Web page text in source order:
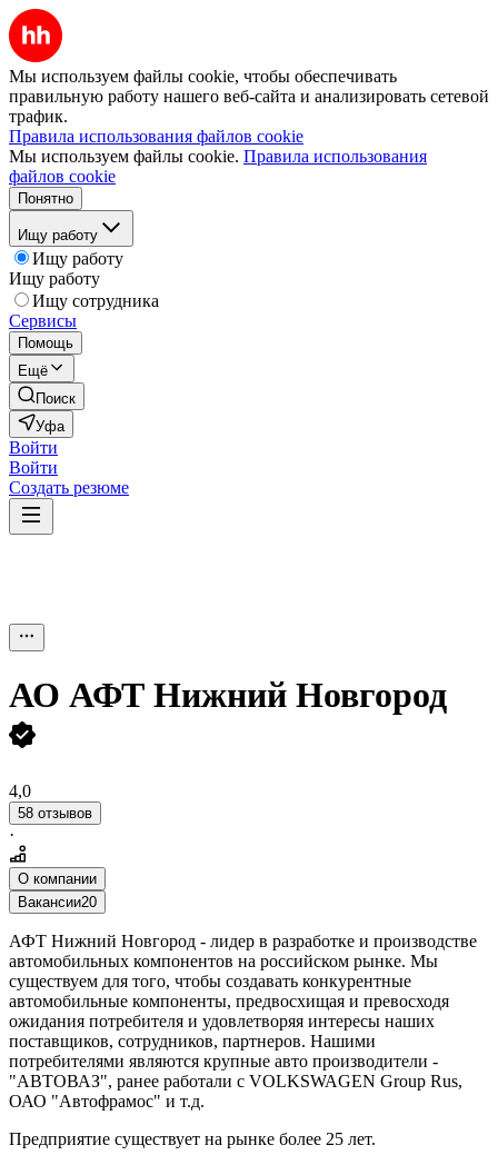
Мы используем файлы cookie, чтобы обеспечивать
правильную работу нашего веб-сайта и анализировать сетевой
трафик.
Правила использования файлов cookie
Мы используем файлы cookie. Правила использования
файлов cookie
Понятно
Ищу работу
Ищу работу
Ищу работу
Ищу сотрудника
Сервисы
Помощь
Ещё
Поиск
Уфа
Войти
Войти
Создать резюме
АО АФТ Нижний Новгород
4,0
58 отзывов
·
О компании
Вакансии20
АФТ Нижний Новгород - лидер в разработке и производстве
автомобильных компонентов на российском рынке. Мы
существуем для того, чтобы создавать конкурентные
автомобильные компоненты, предвосхищая и превосходя
ожидания потребителя и удовлетворяя интересы наших
поставщиков, сотрудников, партнеров. Нашими
потребителями являются крупные авто производители -
"АВТОВАЗ", ранее работали с VOLKSWAGEN Group Rus,
ОАО "Автофрамос" и т.д.
Предприятие существует на рынке более 25 лет.